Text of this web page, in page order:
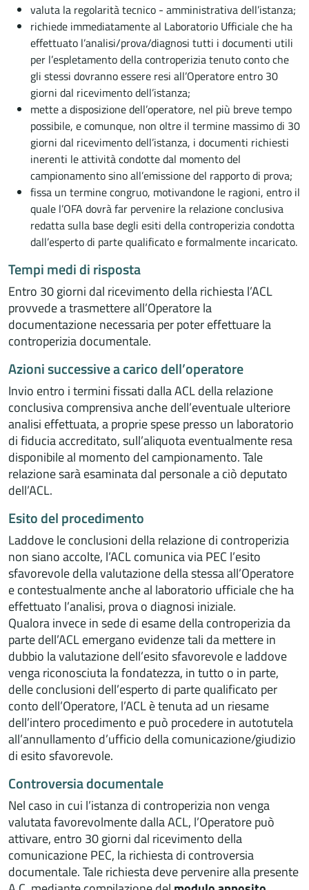
valuta la regolarità tecnico - amministrativa dell’istanza;
richiede immediatamente al Laboratorio Ufficiale che ha
effettuato l’analisi/prova/diagnosi tutti i documenti utili
per l’espletamento della controperizia tenuto conto che
gli stessi dovranno essere resi all’Operatore entro 30
giorni dal ricevimento dell’istanza;
mette a disposizione dell’operatore, nel più breve tempo
possibile, e comunque, non oltre il termine massimo di 30
giorni dal ricevimento dell’istanza, i documenti richiesti
inerenti le attività condotte dal momento del
campionamento sino all’emissione del rapporto di prova;
fissa un termine congruo, motivandone le ragioni, entro il
quale l’OFA dovrà far pervenire la relazione conclusiva
redatta sulla base degli esiti della controperizia condotta
dall’esperto di parte qualificato e formalmente incaricato.
Tempi medi di risposta
Entro 30 giorni dal ricevimento della richiesta l’ACL
provvede a trasmettere all’Operatore la
documentazione necessaria per poter effettuare la
controperizia documentale.
Azioni successive a carico dell’operatore
Invio entro i termini fissati dalla ACL della relazione
conclusiva comprensiva anche dell’eventuale ulteriore
analisi effettuata, a proprie spese presso un laboratorio
di fiducia accreditato, sull’aliquota eventualmente resa
disponibile al momento del campionamento. Tale
relazione sarà esaminata dal personale a ciò deputato
dell’ACL.
Esito del procedimento
Laddove le conclusioni della relazione di controperizia
non siano accolte, l’ACL comunica via PEC l’esito
sfavorevole della valutazione della stessa all’Operatore
e contestualmente anche al laboratorio ufficiale che ha
effettuato l’analisi, prova o diagnosi iniziale.
Qualora invece in sede di esame della controperizia da
parte dell’ACL emergano evidenze tali da mettere in
dubbio la valutazione dell’esito sfavorevole e laddove
venga riconosciuta la fondatezza, in tutto o in parte,
delle conclusioni dell’esperto di parte qualificato per
conto dell’Operatore, l’ACL è tenuta ad un riesame
dell’intero procedimento e può procedere in autotutela
all’annullamento d’ufficio della comunicazione/giudizio
di esito sfavorevole.
Controversia documentale
Nel caso in cui l’istanza di controperizia non venga
valutata favorevolmente dalla ACL, l’Operatore può
attivare, entro 30 giorni dal ricevimento della
comunicazione PEC, la richiesta di controversia
documentale. Tale richiesta deve pervenire alla presente